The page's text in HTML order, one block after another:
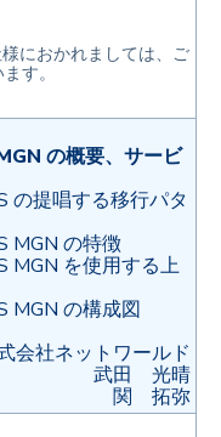
におかれましては、ご
す。
の概要、サービ
る移行パタ
特徴
用する上
構成図
会社ネットワールド
武田 光晴
関 拓弥